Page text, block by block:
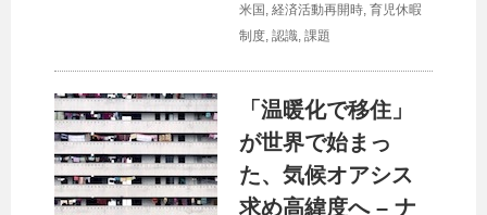
米国 , 経済活動再開時, 育児休暇
制度, 認識, 課題
「温暖化で移住」
が世界で始まっ
た、気候オアシス
求め高緯度へ – ナ